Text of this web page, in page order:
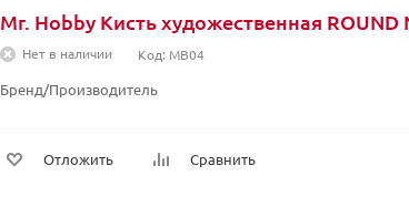
Mr. Hobby Кисть художественная
Нет в наличии Код: MB04
Бренд/Производитель
Отложить Сравнить